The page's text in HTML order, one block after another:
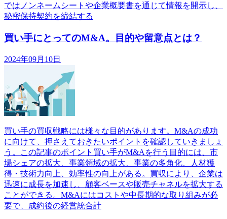
ではノンネームシートや企業概要書を通じて情報を開示し、
秘密保持契約を締結する
買い手にとってのM&A。目的や留意点とは？
2024年09月10日
買い手の買収戦略には様々な目的があります。M&Aの成功
に向けて、押さえておきたいポイントを確認していきましょ
う。この記事のポイント買い手がM&Aを行う目的には、市
場シェアの拡大、事業領域の拡大、事業の多角化、人材獲
得・技術力向上、効率性の向上がある。買収により、企業は
迅速に成長を加速し、顧客ベースや販売チャネルを拡大する
ことができる。M&Aにはコストや中長期的な取り組みが必
要で、成約後の経営統合計